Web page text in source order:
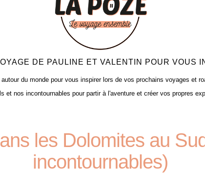
DE PAULINE ET VALENTIN POUR VOUS
du monde pour vous inspirer lors de vos prochains voyages et
et nos incontournables pour partir à l'aventure et créer vos propres
les Dolomites au
incontournables)